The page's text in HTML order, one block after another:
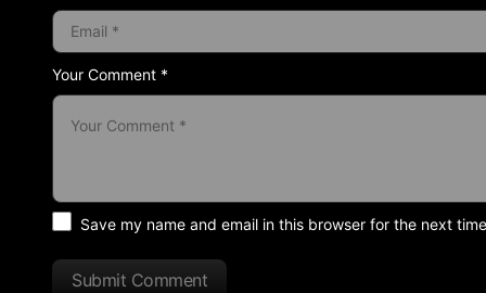
Your Comment *
Save my name and email in this browser for the next
Submit Comment